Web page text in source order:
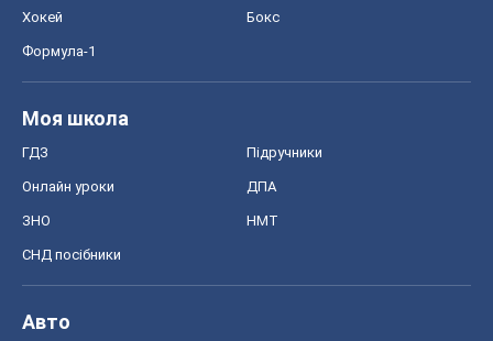
Хокей Бокс
Формула-1
Моя школа
ГДЗ Підручники
Онлайн уроки ДПА
ЗНО НМТ
СНД посібники
Авто